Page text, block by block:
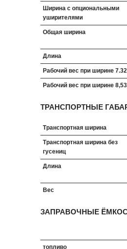
Ширина с опциональными
уширителями
Общая ширина
Длина
Рабочий вес при ширине
Рабочий вес при ширине
ТРАНСПОРТНЫЕ
Транспортная ширина
Tранспортная ширина без
гусениц
Длина
Вес
ЗАПРАВОЧНЫЕ
топливо